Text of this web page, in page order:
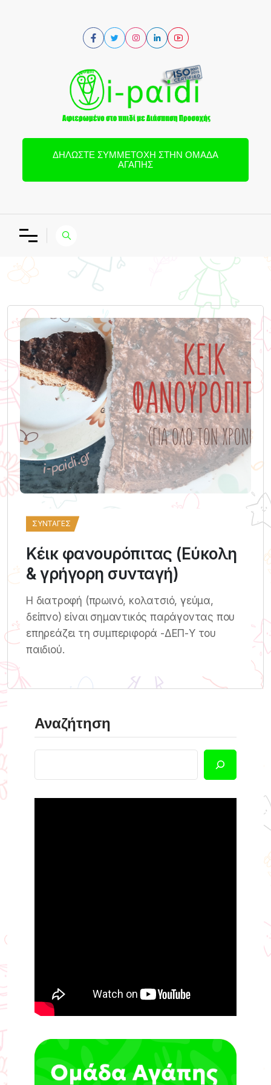
ΔΗΛΏΣΤΕ ΣΥΜΜΕΤΟΧΉ ΣΤΗΝ ΟΜΆΔΑ
ΑΓΆΠΗΣ
ΣΥΝΤΑΓΈΣ
Κέικ φανουρόπιτας (Εύκολη
& γρήγορη συνταγή)
Η διατροφή (πρωινό, κολατσιό, γεύμα,
δείπνο) είναι σημαντικός παράγοντας που
επηρεάζει τη συμπεριφορά -ΔΕΠ-Υ του
παιδιού.
Αναζήτηση